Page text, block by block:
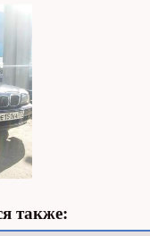
также: